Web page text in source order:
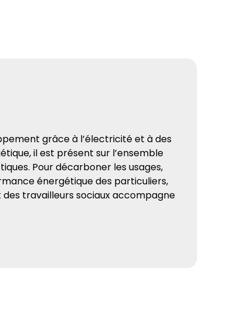
grâce à l’électricité et à des
il est présent sur l’ensemble
Pour décarboner les usages,
énergétique des particuliers,
travailleurs sociaux accompagne